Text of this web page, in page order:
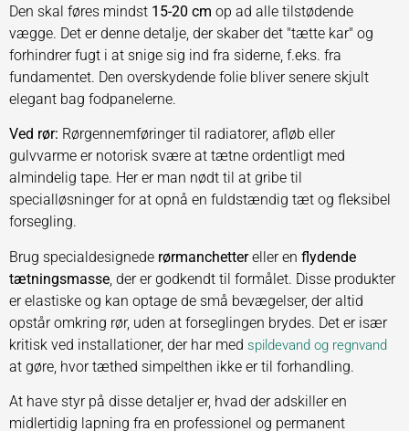
Den skal føres mindst 15-20 cm op ad alle tilstødende
vægge. Det er denne detalje, der skaber det "tætte kar" og
forhindrer fugt i at snige sig ind fra siderne, f.eks. fra
fundamentet. Den overskydende folie bliver senere skjult
elegant bag fodpanelerne.
Ved rør: Rørgennemføringer til radiatorer, afløb eller
gulvvarme er notorisk svære at tætne ordentligt med
almindelig tape. Her er man nødt til at gribe til
specialløsninger for at opnå en fuldstændig tæt og fleksibel
forsegling.
Brug specialdesignede rørmanchettereller en flydende
tætningsmasse, der er godkendt til formålet. Disse produkter
er elastiske og kan optage de små bevægelser, der altid
opstår omkring rør, uden at forseglingen brydes. Det er især
kritisk ved installationer, der har med spildevand og regnvand
at gøre, hvor tæthed simpelthen ikke er til forhandling.
At have styr på disse detaljer er, hvad der adskiller en
midlertidig lapning fra en professionel og permanent